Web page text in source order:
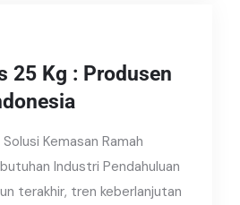
25 Kg : Produsen
Kemasan Ramah
Industri Pendahuluan
terakhir, tren keberlanjutan